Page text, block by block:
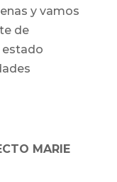
y vamos
de
estado
MARIE